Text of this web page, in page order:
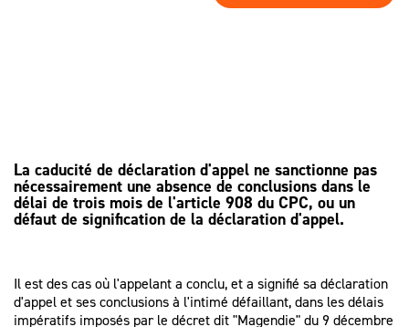
La caducité de déclaration d'appel ne sanctionne pas
nécessairement une absence de conclusions dans le
délai de trois mois de l'article 908 du CPC, ou un
défaut de signification de la déclaration d'appel.
Il est des cas où l'appelant a conclu, et a signifié sa déclaration
d'appel et ses conclusions à l'intimé défaillant, dans les délais
impératifs imposés par le décret dit "Magendie" du 9 décembre